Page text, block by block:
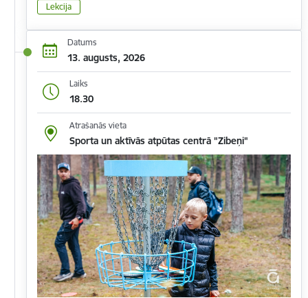
Lekcija
Datums
13. augusts, 2026
Laiks
18.30
Atrašanās vieta
Sporta un aktīvās atpūtas centrā "Zibeņi"